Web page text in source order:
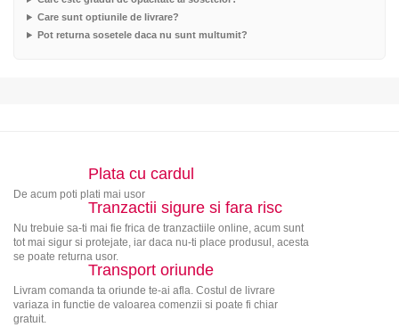
Care sunt optiunile de livrare?
Pot returna sosetele daca nu sunt multumit?
Plata cu cardul
De acum poti plati mai usor
Tranzactii sigure si fara risc
Nu trebuie sa-ti mai fie frica de tranzactiile online, acum sunt
tot mai sigur si protejate, iar daca nu-ti place produsul, acesta
se poate returna usor.
Transport oriunde
Livram comanda ta oriunde te-ai afla. Costul de livrare
variaza in functie de valoarea comenzii si poate fi chiar
gratuit.